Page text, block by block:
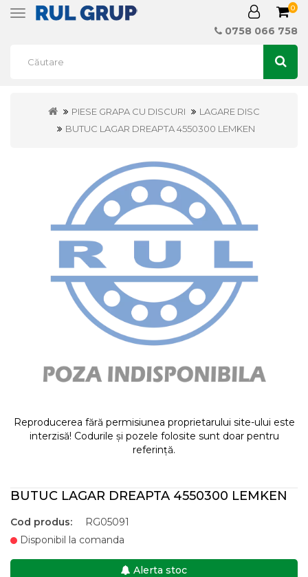
Toggle
0
0758 066 758
PIESE GRAPA CU DISCURI
LAGARE DISC
BUTUC LAGAR DREAPTA 4550300 LEMKEN
Reproducerea fără permisiunea proprietarului site-ului este
interzisă! Codurile și pozele folosite sunt doar pentru
referință.
BUTUC LAGAR DREAPTA 4550300 LEMKEN
Cod produs:
RG05091
Disponibil la comanda
Alerta stoc